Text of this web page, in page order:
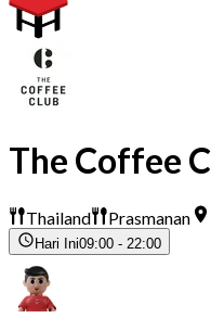
The Coffee
Thailand Prasmanan
Hari Ini09:00 - 22:00